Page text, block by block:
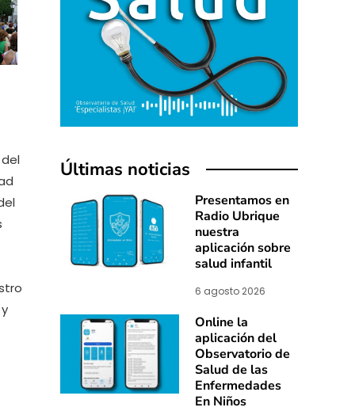
Últimas noticias
Presentamos en
Radio Ubrique
nuestra
aplicación sobre
salud infantil
6 agosto 2026
Online la
aplicación del
Observatorio de
Salud de las
Enfermedades
En Niños